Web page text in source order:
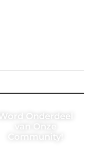
Word Onderdeel
van Onze
Community!